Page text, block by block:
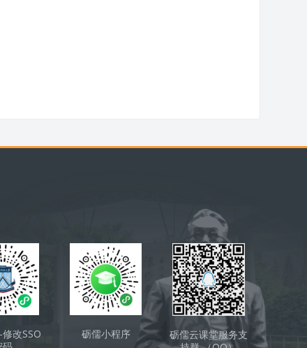
改SSO
砺儒小程序
砺儒云课堂服务支